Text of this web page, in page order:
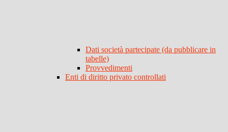
Dati società partecipate (da pubblicare in
tabelle)
Provvedimenti
Enti di diritto privato controllati